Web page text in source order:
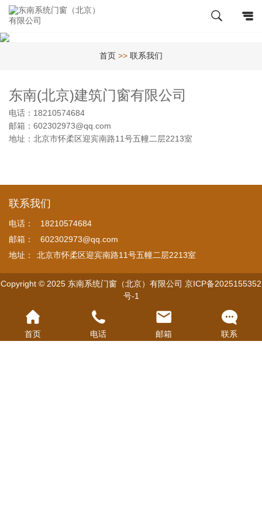
首页 >> 联系我们
东南(北京)建筑门窗有限公司
电话：18210574684
邮箱：602302973@qq.com
地址：北京市怀柔区迎宾南路11号五幢二层2213室
联系我们
电话：
18210574684
邮箱：
602302973@qq.com
地址：
北京市怀柔区迎宾南路11号五幢二层2213室
Copyright © 2025 东南系统门窗（北京）有限公司 京ICP备2025155352
号-1
首页 电话 邮箱 联系